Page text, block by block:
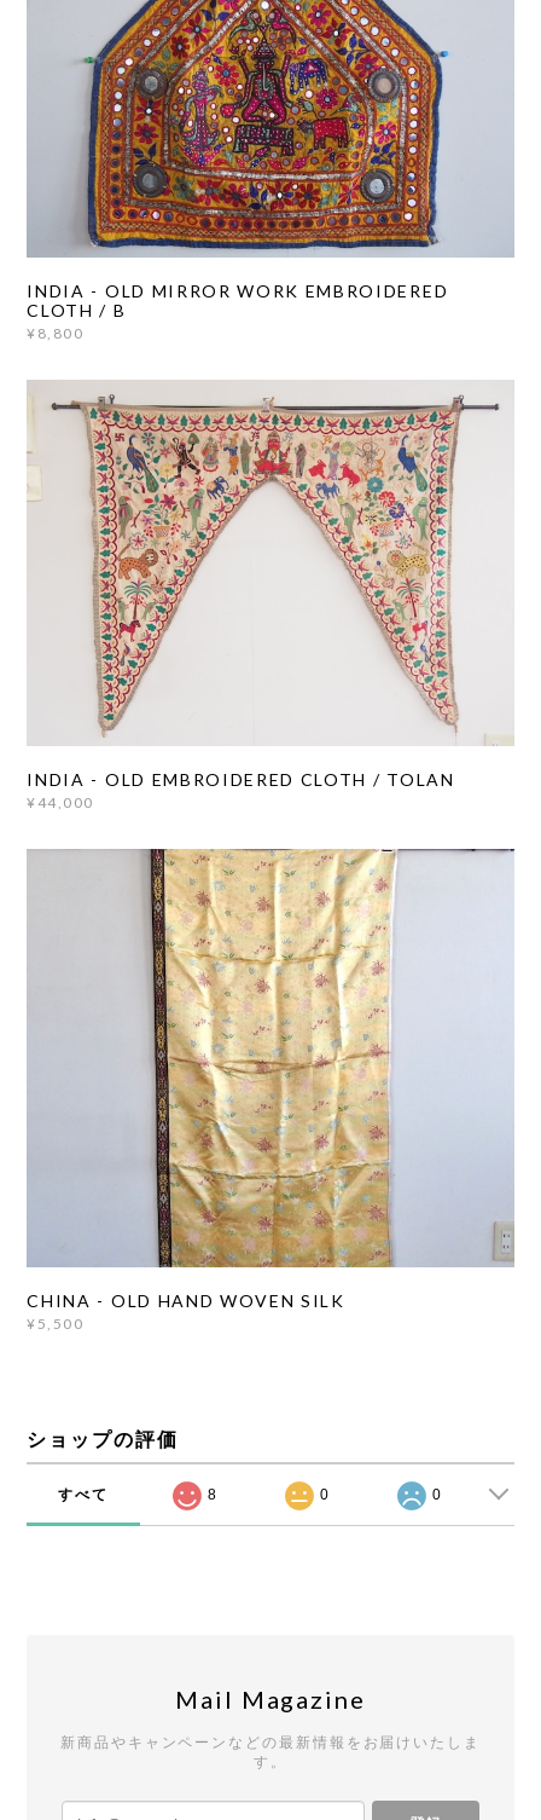
INDIA - OLD MIRROR WORK EMBROIDERED
CLOTH / B
¥8,800
INDIA - OLD EMBROIDERED CLOTH / TOLAN
¥44,000
CHINA - OLD HAND WOVEN SILK
¥5,500
ショップの評価
すべて 8 0 0
Mail Magazine
新商品やキャンペーンなどの最新情報をお届けいたしま
す。